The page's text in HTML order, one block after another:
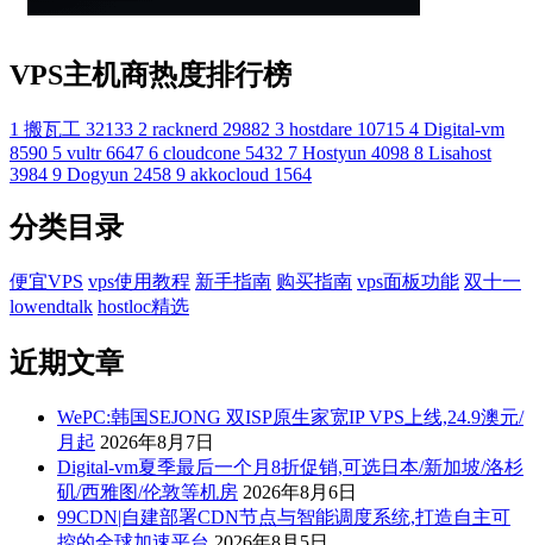
VPS主机商热度排行榜
1 搬瓦工 32133 2 racknerd 29882 3 hostdare 10715 4 Digital-vm
8590 5 vultr 6647 6 cloudcone 5432 7 Hostyun 4098 8 Lisahost
3984 9 Dogyun 2458 9 akkocloud 1564
分类目录
便宜VPS vps使用教程 新手指南 购买指南 vps面板功能 双十一
lowendtalk hostloc精选
近期文章
WePC:韩国SEJONG 双ISP原生家宽IP VPS上线,24.9澳元/
月起 2026年8月7日
Digital-vm夏季最后一个月8折促销,可选日本/新加坡/洛杉
矶/西雅图/伦敦等机房 2026年8月6日
99CDN|自建部署CDN节点与智能调度系统,打造自主可